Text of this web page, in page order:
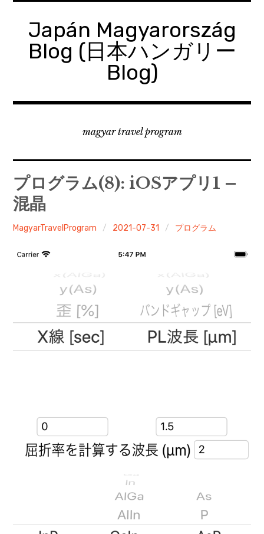
Japán Magyarország
Blog (日本ハンガリー
Blog)
magyar travel program
プログラム(8): iOSアプリ1 –
混晶
MagyarTravelProgram 2021-07-31 プログラム